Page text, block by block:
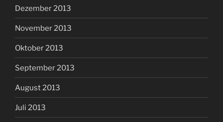
Dezember 2013
November 2013
Oktober 2013
September 2013
August 2013
Juli 2013